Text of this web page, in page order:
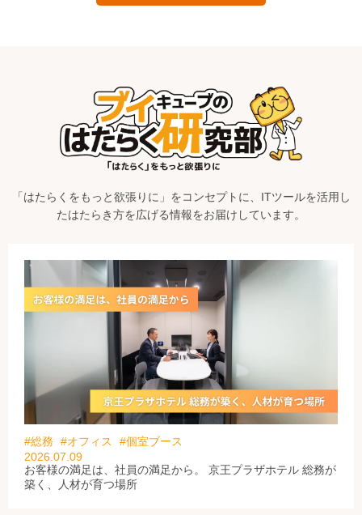
「はたらくをもっと欲張りに」をコンセプトに、ITツールを活用し
たはたらき方を広げる情報をお届けしています。
#総務 #オフィス
#個室ブース
2026.07.09
お客様の満足は、社員の満足から。 京王プラザホテル 総務が
築く、人材が育つ場所